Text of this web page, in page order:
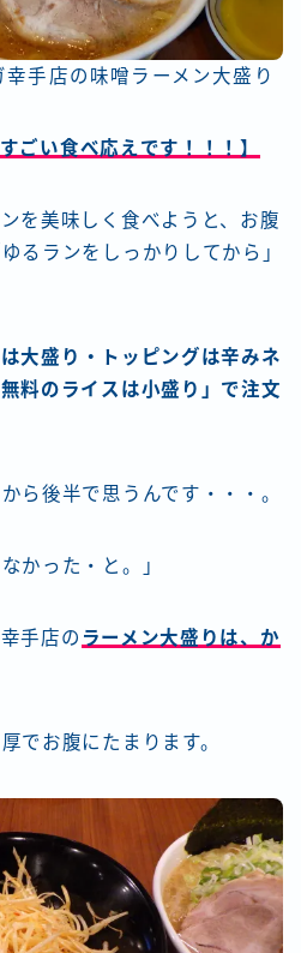
手店の味噌ラーメン大盛り
すごい食べ応えです！！！】
を美味しく食べようと、お腹
るランをしっかりしてから」
は大盛り・トッピングは辛みネ
料のライスは小盛り」で注文
ら後半で思うんです・・・。
かった・と。」
手店の ラーメン大盛りは、か
でお腹にたまります。